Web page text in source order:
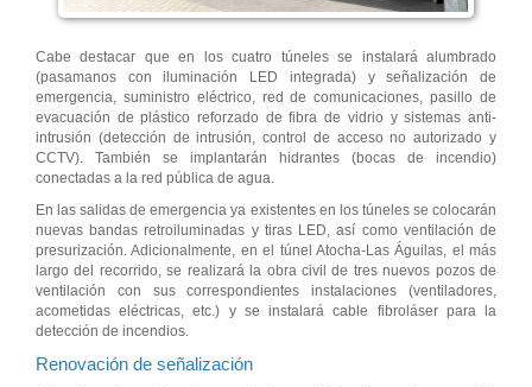
Cabe destacar que en los cuatro túneles se instalará alumbrado
(pasamanos con iluminación LED integrada) y señalización de
emergencia, suministro eléctrico, red de comunicaciones, pasillo de
evacuación de plástico reforzado de fibra de vidrio y sistemas anti-
intrusión (detección de intrusión, control de acceso no autorizado y
CCTV). También se implantarán hidrantes (bocas de incendio)
conectadas a la red pública de agua.
En las salidas de emergencia ya existentes en los túneles se colocarán
nuevas bandas retroiluminadas y tiras LED, así como ventilación de
presurización. Adicionalmente, en el túnel Atocha-Las Águilas, el más
largo del recorrido, se realizará la obra civil de tres nuevos pozos de
ventilación con sus correspondientes instalaciones (ventiladores,
acometidas eléctricas, etc.) y se instalará cable fibroláser para la
detección de incendios.
Renovación de señalización